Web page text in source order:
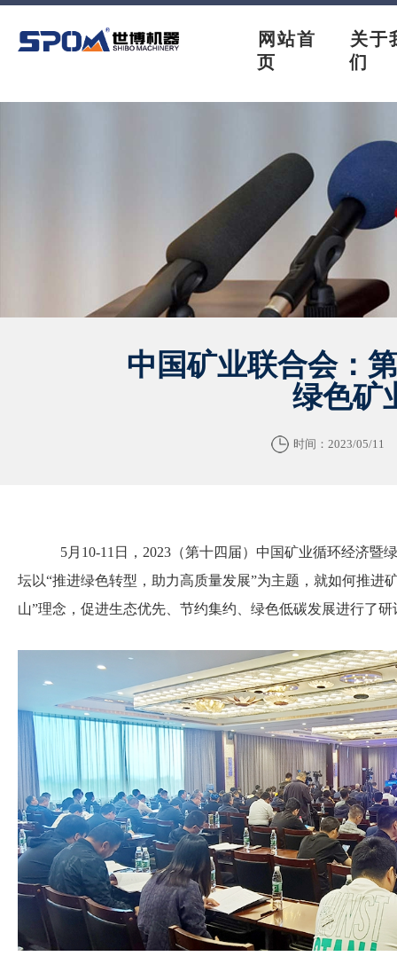
网站首
页
关于
们
中国矿业联合会：
绿色矿
时间：2023/05/11
5月10-11日，2023（第十四届）中国矿业循环经济暨
坛以“推进绿色转型，助力高质量发展”为主题，就如何推进
山”理念，促进生态优先、节约集约、绿色低碳发展进行了研